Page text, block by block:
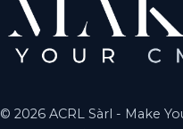
© 2026 ACRL Sàrl - Make